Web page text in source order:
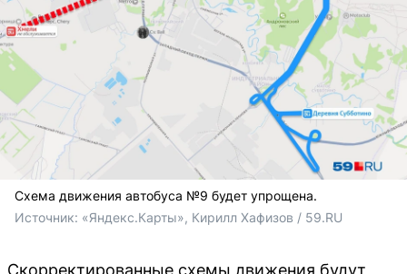
Схема движения автобуса №9 будет упрощена.
Источник: «Яндекс.Карты», Кирилл Хафизов / 59.RU
Скорректированные схемы движения будут